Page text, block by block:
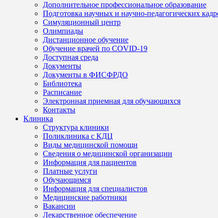
Дополнительное профессиональное образование
Подготовка научных и научно-педагогических
Симуляционный центр
Олимпиады
Дистанционное обучение
Обучение врачей по COVID-19
Доступная среда
Документы
Документы в ФИСФРДО
Библиотека
Расписание
Электронная приемная для обучающихся
Контакты
Клиника
Структура клиники
Поликлиника с КДЦ
Виды медицинской помощи
Сведения о медицинской организации
Информация для пациентов
Платные услуги
Обучающимся
Информация для специалистов
Медицинские работники
Вакансии
Лекарственное обеспечение